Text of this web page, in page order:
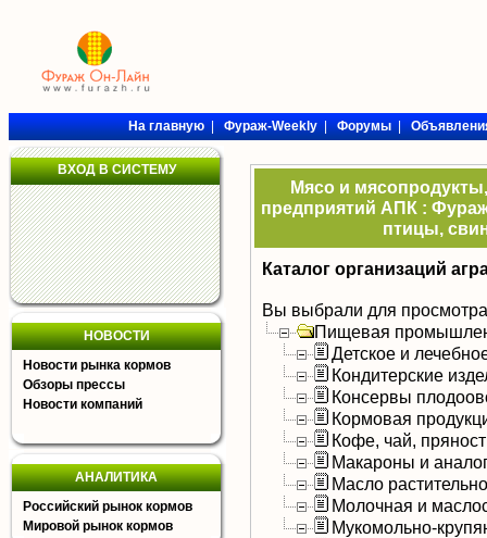
На главную|Фураж-Weekly|Форумы|
ВХОД В СИСТЕМУ
НОВОСТИ
Новости рынка кормов
Обзоры прессы
Новости компаний
АНАЛИТИКА
Российский рынок кормов
Мировой рынок кормов
Мясо и
предприятий АПК :
птицы,
Каталог организаций
Вы выбрали для
Пищевая
Детское и
Кондитерские
Консервы
Кормовая
Кофе, чай,
Макароны и
Масло
Молочная и
Мукомольно-